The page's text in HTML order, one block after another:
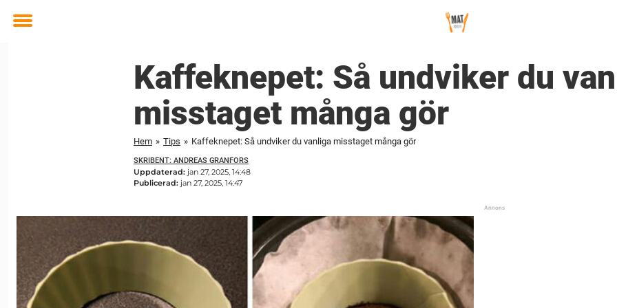
Toggle
Kaffeknepet: Så undviker du
misstaget många gör
Hem » Tips » Kaffeknepet: Så undviker du vanliga misstaget många gör
SKRIBENT: ANDREAS GRANFORS
Uppdaterad: jan 27, 2025, 14:48
Publicerad: jan 27, 2025, 14:47